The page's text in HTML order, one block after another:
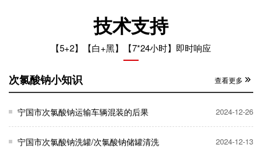
技术支持
【5+2】【白+黑】【7*24小时】即时响应
次氯酸钠小知识 查看更多
宁国市次氯酸钠运输车辆混装的后果 2024-12-26
宁国市次氯酸钠洗罐/次氯酸钠储罐清洗 2024-12-13